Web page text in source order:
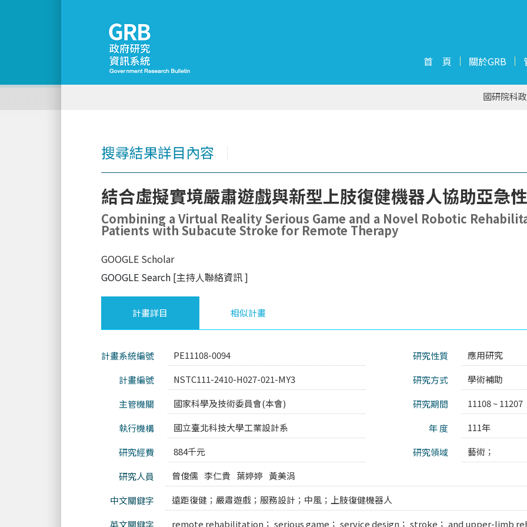
首 頁 關於GRB
國研院科
搜尋結果詳目內容
結合虛擬實境嚴肅遊戲與新型上肢復健機器人協助亞急
Combining a Virtual Reality Serious Game and a Novel Robotic
Patients with Subacute Stroke for Remote Therapy
GOOGLE Scholar
GOOGLE Search [主持人聯絡資訊]
計畫詳目 相似計畫
計畫系統編號 PE11108-0094 研究性質
應用研究
計畫編號
NSTC111-2410-H027-021-MY3 研究方式
學術補助
主管機關
國家科學及技術委員會(本會) 研究期間
11108 ~ 11207
執行機構
國立臺北科技大學工業設計系 年 度
111年
研究經費
884千元 研究領域
藝術；
研究人員
曾俊儒 李仁貴 葉婷婷 黃美涓
中文關鍵字
遠距復健；嚴肅遊戲；服務設計；中風；上肢復健機器人
英文關鍵字
remote rehabilitation； serious game； service design； stroke； and upper-limb